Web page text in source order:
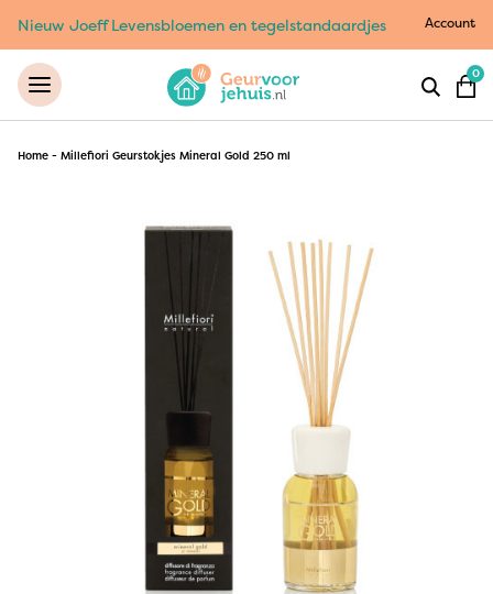
Nieuw Joeff Levensbloemen en tegelstandaardjes Account
0
Home - Millefiori Geurstokjes Mineral Gold 250 ml